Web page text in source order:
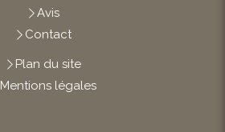
Avis
Contact
Plan du site
Mentions légales